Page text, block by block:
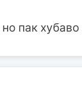
пак